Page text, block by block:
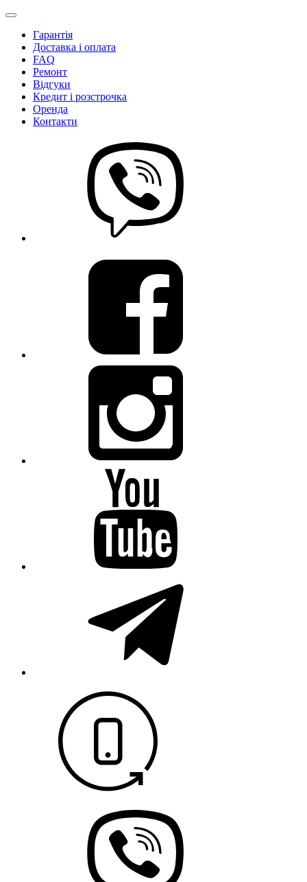
Гарантія
Доставка і оплата
FAQ
Ремонт
Відгуки
Кредит і розстрочка
Оренда
Контакти